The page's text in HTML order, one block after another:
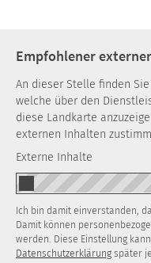
Empfohlener
An dieser Stelle finden
welche über den
diese Landkarte
externen Inhalten
Externe Inhalte
Ich bin damit einverstanden,
Damit können
werden. Diese Einstellung
Datenschutzerklärung später